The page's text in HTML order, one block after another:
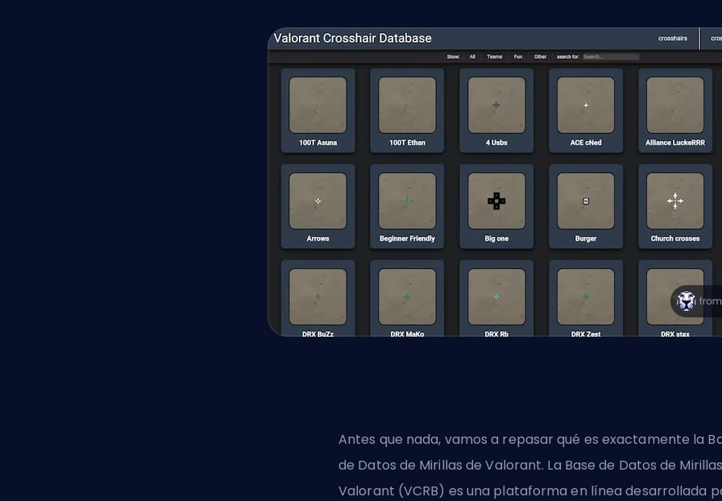
Antes que nada, vamos a repasar qué es exactamente la
de Datos de Mirillas de Valorant. La Base de Datos de
Valorant (VCRB) es una plataforma en línea desarrollada